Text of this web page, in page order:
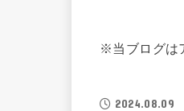
※当ブログは
2024.08.09